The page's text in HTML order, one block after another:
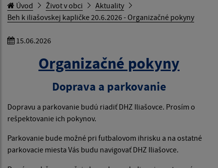
Úvod Život v obci
Aktuality
Beh k iliašovskej kapličke 20.6.2026 - Organizačné pokyny
15.06.2026
Organizačné pokyny
Doprava a parkovanie
Dopravu a parkovanie budú riadiť DHZ Iliašovce. Prosím o
rešpektovanie ich pokynov.
Parkovanie bude možné pri futbalovom ihrisku a na ostatné
parkovacie miesta Vás budu navigovať DHZ Iliašovce.